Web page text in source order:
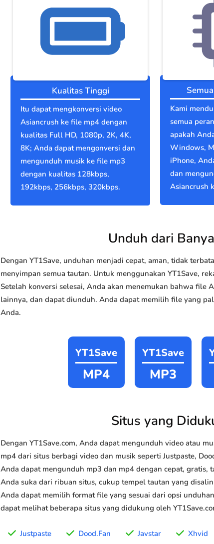
Kualitas Tinggi
Itu dapat mengkonversi video
Asiancrush ke file mp4 dengan
kualitas Full HD, 1080p, 2K, 4K,
8K; Anda dapat mengonversi dan
mengunduh musik ke file mp3
dengan kualitas 128kbps,
192kbps, 256kbps, 320kbps.
Kami
semua
apakah
Windows,
iPhone,
dan
Asiancrush
Unduh dari
Dengan YT1Save, unduhan menjadi cepat, aman, tidak
menyimpan semua tautan. Untuk menggunakan YT1Save,
Setelah konversi selesai, Anda akan menemukan bahwa file
lainnya, dan dapat diunduh. Anda dapat memilih file yang
Anda.
YT1Save
MP4
YT1Save
MP3
Situs yang
Dengan YT1Save.com, Anda dapat mengunduh video atau
mp4 dari situs berbagi video dan musik seperti Justpaste,
Anda dapat mengunduh mp3 dan mp4 dengan cepat,
Anda suka dari ribuan situs, cukup tempel tautan yang
Anda dapat memilih format file yang sesuai dari opsi
dapat melihat beberapa situs yang didukung oleh
Justpaste Dood.Fan Javstar Xhvid